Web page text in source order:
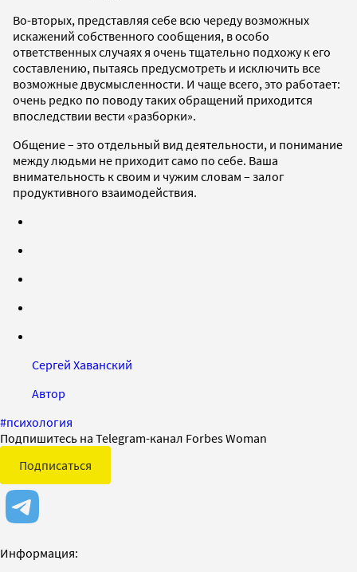
Во-вторых, представляя себе всю череду возможных
искажений собственного сообщения, в особо
ответственных случаях я очень тщательно подхожу к его
составлению, пытаясь предусмотреть и исключить все
возможные двусмысленности. И чаще всего, это работает:
очень редко по поводу таких обращений приходится
впоследствии вести «разборки».
Общение – это отдельный вид деятельности, и понимание
между людьми не приходит само по себе. Ваша
внимательность к своим и чужим словам – залог
продуктивного взаимодействия.
Сергей Хаванский
Автор
#психология
Подпишитесь на Telegram-канал Forbes Woman
Подписаться
Информация: